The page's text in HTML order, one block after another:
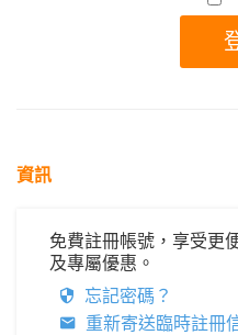
資訊
免費註冊帳號，享受更
及專屬優惠。
忘記密碼？
重新寄送臨時註冊